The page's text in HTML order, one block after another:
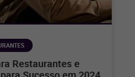
Restaurantes e